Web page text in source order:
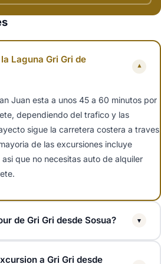
Laguna Gri Gri de
▾
Juan esta a unos 45 a 60 minutos por
dependiendo del trafico y las
sigue la carretera costera a traves
de las excursiones incluye
que no necesitas auto de alquiler
de Gri Gri desde Sosua? ▾
a una hora al oeste de Rio San
de la costa norte ofrecen excursiones a
a Gri Gri desde